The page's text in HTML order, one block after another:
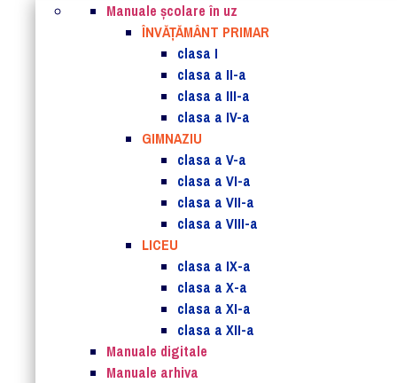
Manuale şcolare în uz
ÎNVĂȚĂMÂNT PRIMAR
clasa I
clasa a II-a
clasa a III-a
clasa a IV-a
GIMNAZIU
clasa a V-a
clasa a VI-a
clasa a VII-a
clasa a VIII-a
LICEU
clasa a IX-a
clasa a X-a
clasa a XI-a
clasa a XII-a
Manuale digitale
Manuale arhiva